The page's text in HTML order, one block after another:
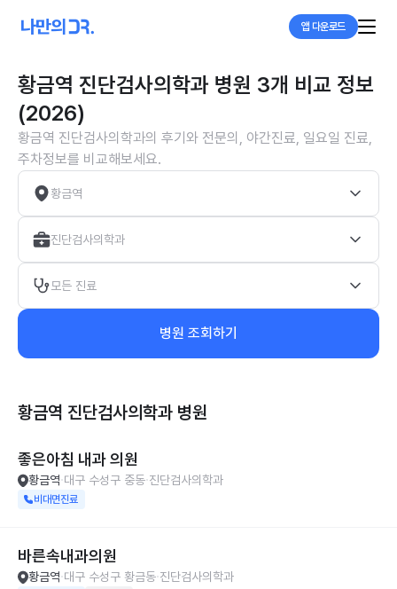
앱 다운로드
황금역 진단검사의학과 병원 3개 비교 정보
(2026)
황금역 진단검사의학과의 후기와 전문의, 야간진료, 일요일 진료,
주차정보를 비교해보세요.
황금역
진단검사의학과
모든 진료
병원 조회하기
황금역 진단검사의학과 병원
좋은아침 내과 의원
황금역 대구 수성구 중동 진단검사의학과
비대면진료
바른속내과의원
황금역 대구 수성구 황금동 진단검사의학과